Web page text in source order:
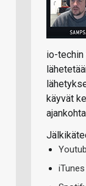
io-
käyvät
iTunes